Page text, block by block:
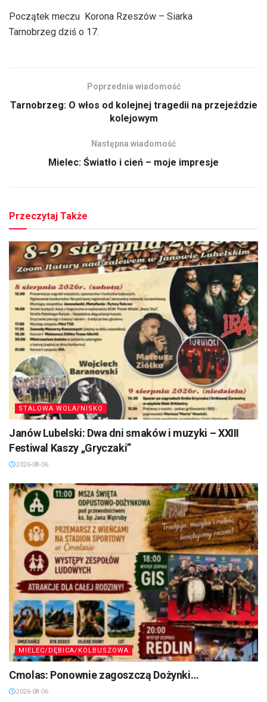
Początek meczu Korona Rzeszów – Siarka
Tarnobrzeg dziś o 17.
Poprzednia wiadomość
Tarnobrzeg: O włos od kolejnej tragedii na przejeździe
kolejowym
Następna wiadomość
Mielec: Światło i cień – moje impresje
Przeczytaj Także
STALOWA WOLA/NISKO
Janów Lubelski: Dwa dni smaków i muzyki – XXIII
Festiwal Kaszy „Gryczaki”
2026-08-06
MIELEC/DĘBICA/KOLBUSZOWA
Cmolas: Ponownie zagoszczą Dożynki…
2026-08-06